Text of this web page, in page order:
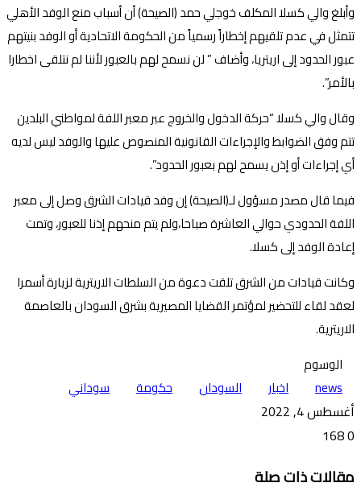
وأبلغ والي كسلا المكلف خوجلي حمد (الصيحة) أن أسباب منع الوفد الأهلي
تتمثل في عدم تلقيهم إخطاراً رسمياً من الحكومة الاتحادية أو الوفد بنيتهم
عبور الحدود إلى اريتريا، وأضاف ” لن نسمح لهم بالعبور لأننا لم نتلقى اخطارا
بالأمر”.
وقال والي كسلا “حركة الدخول والخروج عبر معبر اللفة لمواطني البلدين
تتم وفق الضوابط والإجراءات القانونية المنصوص عليها والوفد ليس لديه
أي إجراءات أو إذن يسمح لهم بعبور الحدود”.
فيما قال مصدر مسؤول لـ(الصيحة) إن وفد قيادات الشرق وصل إلى معبر
اللفة الحدودي حوالي العاشرة صباحا،ولم يتم منحهم إذنا للعبور، وتمت
إعادة الوفد إلى كسلا.
وكانت قيادات من الشرق تلقت دعوة من السلطات الاريترية لزيارة أسمرا
لعقد لقاء للتحضير لمؤتمر القضايا المصيرية بشرق السودان بالعاصمة
الاريترية.
الوسوم
news
اخبار السودان حكومة سوداني
أغسطس 4, 2022
0
مقالات ذات صلة